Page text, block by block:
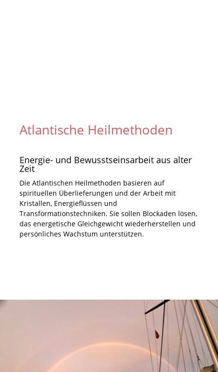
Atlantische Heilmethoden
Energie- und Bewusstseinsarbeit aus alter
Zeit
Die Atlantischen Heilmethoden basieren auf
spirituellen Überlieferungen und der Arbeit mit
Kristallen, Energieflüssen und
Transformationstechniken. Sie sollen Blockaden lösen,
das energetische Gleichgewicht wiederherstellen und
persönliches Wachstum unterstützen.